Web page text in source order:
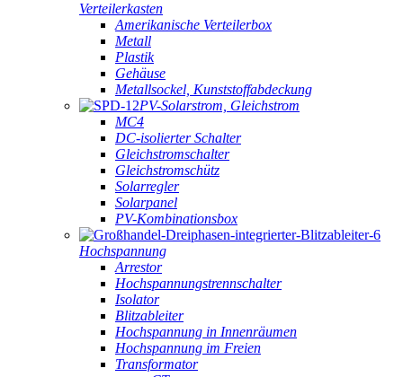
Verteilerkasten
Amerikanische Verteilerbox
Metall
Plastik
Gehäuse
Metallsockel, Kunststoffabdeckung
PV-Solarstrom, Gleichstrom
MC4
DC-isolierter Schalter
Gleichstromschalter
Gleichstromschütz
Solarregler
Solarpanel
PV-Kombinationsbox
Hochspannung
Arrestor
Hochspannungstrennschalter
Isolator
Blitzableiter
Hochspannung in Innenräumen
Hochspannung im Freien
Transformator